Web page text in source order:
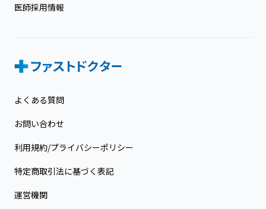
医師採用情報
よくある質問
お問い合わせ
利用規約/プライバシーポリシー
特定商取引法に基づく表記
運営機関